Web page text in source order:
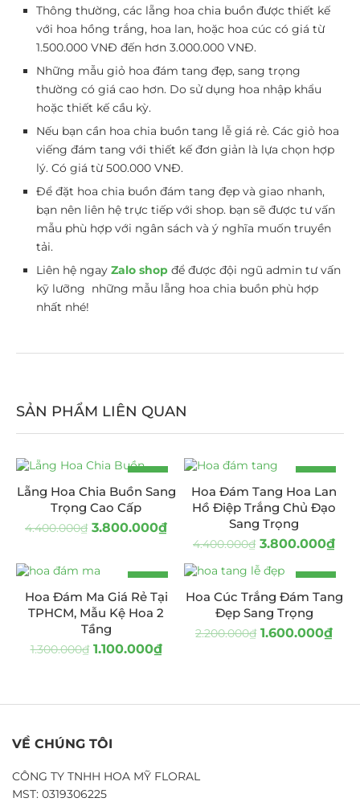
Thông thường, các lẵng hoa chia buồn được thiết kế
với hoa hồng trắng, hoa lan, hoặc hoa cúc có giá từ
1.500.000 VNĐ đến hơn 3.000.000 VNĐ.
Những mẫu giỏ hoa đám tang đẹp, sang trọng
thường có giá cao hơn. Do sử dụng hoa nhập khẩu
hoặc thiết kế cầu kỳ.
Nếu bạn cần hoa chia buồn tang lễ giá rẻ. Các giỏ hoa
viếng đám tang với thiết kế đơn giản là lựa chọn hợp
lý. Có giá từ 500.000 VNĐ.
Để đặt hoa chia buồn đám tang đẹp và giao nhanh,
bạn nên liên hệ trực tiếp với shop. bạn sẽ được tư vấn
mẫu phù hợp với ngân sách và ý nghĩa muốn truyền
tải.
Liên hệ ngay Zalo shop để được đội ngũ admin tư vấn
kỹ lưỡng những mẫu lẵng hoa chia buồn phù hợp
nhất nhé!
SẢN PHẨM LIÊN QUAN
-14%
Lẵng Hoa Chia Buồn Sang
Trọng Cao Cấp
4.400.000₫ 3.800.000₫
-14%
Hoa Đám Tang Hoa Lan
Hồ Điệp Trắng Chủ Đạo
Sang Trọng
4.400.000₫ 3.800.000₫
-15%
Hoa Đám Ma Giá Rẻ Tại
TPHCM, Mẫu Kệ Hoa 2
Tầng
1.300.000₫ 1.100.000₫
-27%
Hoa Cúc Trắng Đám Tang
Đẹp Sang Trọng
2.200.000₫ 1.600.000₫
VỀ CHÚNG TÔI
CÔNG TY TNHH HOA MỸ FLORAL
MST: 0319306225